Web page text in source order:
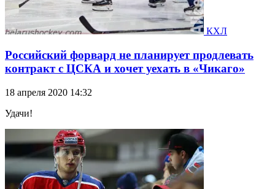
КХЛ
Российский форвард не планирует продлевать
контракт с ЦСКА и хочет уехать в «Чикаго»
18 апреля 2020 14:32
Удачи!